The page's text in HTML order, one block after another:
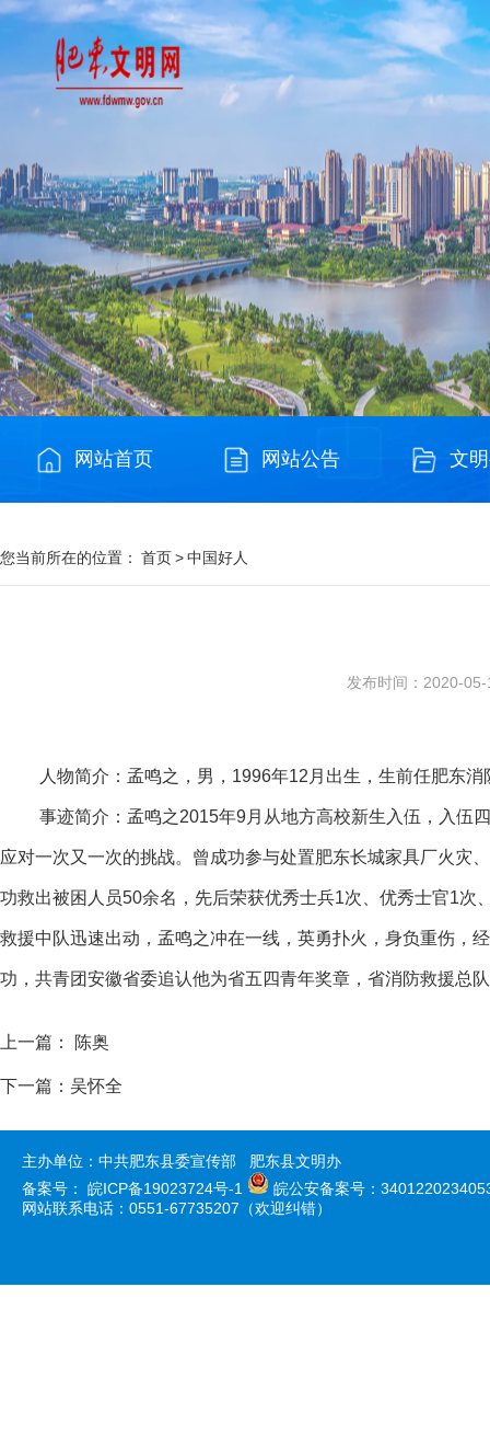
网站首页 网站公告 文
您当前所在的位置： 首页>中国好人
发布时间：2020-
人物简介：孟鸣之，男，1996年12月出生，生前任肥东
事迹简介：孟鸣之2015年9月从地方高校新生入伍，入伍
应对一次又一次的挑战。曾成功参与处置肥东长城家具厂火灾
功救出被困人员50余名，先后荣获优秀士兵1次、优秀士官1
救援中队迅速出动，孟鸣之冲在一线，英勇扑火，身负重伤，
功，共青团安徽省委追认他为省五四青年奖章，省消防救援总
上一篇： 陈奥
下一篇： 吴怀全
主办单位：中共肥东县委宣传部 肥东县文明办
备案号： 皖ICP备19023724号-1
皖公安备案号：
网站联系电话：0551-67735207（欢迎纠错）